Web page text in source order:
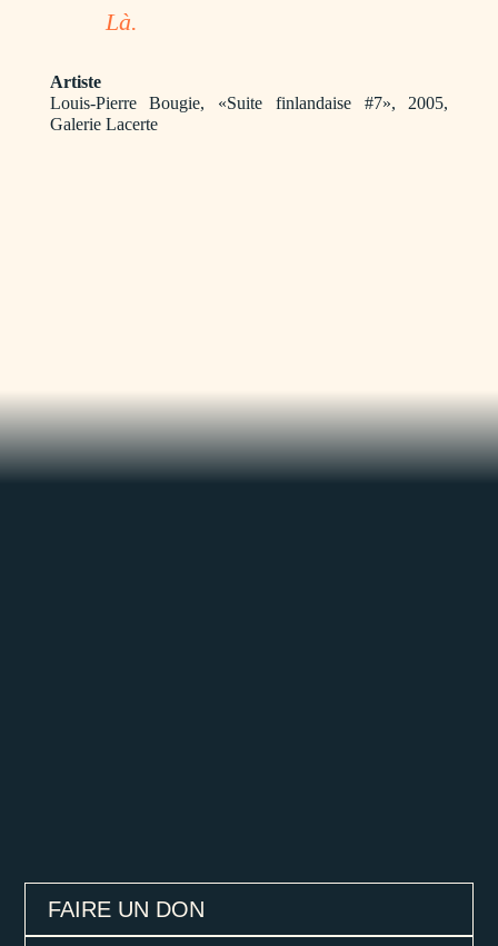
Là.
Artiste
Louis-Pierre Bougie, «Suite finlandaise #7», 2005,
Galerie Lacerte
FAIRE UN DON